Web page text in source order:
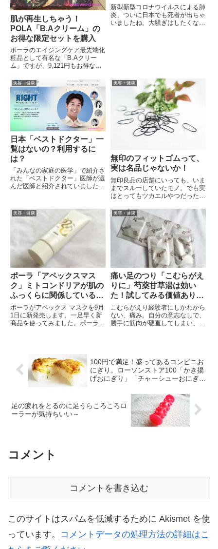
肌が再生しちゃう！
POLA「B.Aクリーム」の
お得な限定セットを購入
ポーラのエイジングケア最先端化
粧品として有名な「B.Aクリー
ム」ですが、9,121円もお得な限
B.Aクリームとは「バーシカン」
という肌誕生因子で、肌を再生さ
せるという成分が入った化粧品。
「バーシカン」は、胎児期...
いときにはコレ
新型新型コロナウイルスによる肺
炎、ついに日本でも死者が出ちゃ
いましたね。大騒ぎはしたくない
美容・健康
日本「ベストドクター」一
覧はないの？利用するに
は？
「みんなの家庭の医学」で紹介さ
れた「ベストドクター」医師が選
んだ医師と紹介されていました
ました。「ベストドクター」っ
て、なに？「ベストドクター」と
は、ベストドクターズ社によって
美容・健康
無印のフィットゴムって、
実は名品じゃないか！
無印良品の店舗にいっても、いま
までスルーしていたモノ。でも実
はとってもツカエルやつだった、
ます。輪ゴム？いやフィットゴム
さコレ、一見、輪ゴム。しかも約
1.7g（23~25個入）で150円。っ
て、輪ゴムにしては、...
美容・健康
ポーラ「アペックスマス
ク」ミトコンドリアが肌の
ふっくらに関係しているっ
て…！？
ポーラがアペックス マスクを9月
1日に新発売します。一足早く新
商品を使ってみました。ポーラ
美容・健康
痛い足のつり「こむらがえ
りに」芍薬甘草湯は効い
た！試してみる価値あり
（体験談）
こむらがえり経験者にしかわから
ない、痛み。自分の意志なしで、
勝手に筋肉が硬直してしまい、痛
みが出ることを「こむら返り」
と...
100円で満足！盛ってあるコンビニお
にぎり。ローソンストア100「かき揚
げおにぎり」「チャーシューおにぎ
足の疲れをとるのに足うらころころロ
ーラーが気持ちいい～
コメント
コメントを書き込む
このサイトはスパムを低減するために Akismet を使
っています。 コメントデータの処理方法の詳細はこ